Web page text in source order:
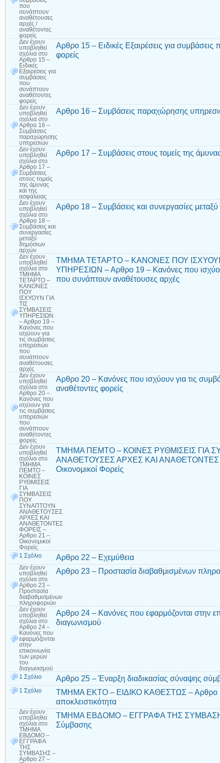
που
συνάπτουν
αναθέτουσες
αρχές /
αναθέτοντες
φορείς
Δεν έχουν
υποβληθεί
σχόλια στο
Αρθρο 15 –
Ειδικές
Εξαιρέσεις για
συμβάσεις
που
συνάπτουν
αναθέτοντες
φορείς
Αρθρο 15 – Ειδικές Εξαιρέσεις για
φορείς
Δεν έχουν
υποβληθεί
σχόλια στο
Αρθρο 16 –
Συμβάσεις
παραχώρησης
υπηρεσιών
Αρθρο 16 – Συμβάσεις παραχώρησης
Δεν έχουν
υποβληθεί
σχόλια στο
Αρθρο 17 –
Συμβάσεις
στους τομείς
της άμυνας
και της
ασφάλειας
Αρθρο 17 – Συμβάσεις στους τομείς της
Δεν έχουν
υποβληθεί
σχόλια στο
Αρθρο 18 –
Συμβάσεις και
συνεργασίες
μεταξύ
δημόσιων
αρχών
Αρθρο 18 – Συμβάσεις και συνεργασίες
Δεν έχουν
υποβληθεί
σχόλια στο
ΤΜΗΜΑ
ΤΕΤΑΡΤΟ –
ΚΑΝΟΝΕΣ
ΠΟΥ
ΙΣΧΥΟΥΝ ΓΙΑ
ΤΙΣ
ΣΥΜΒΑΣΕΙΣ
ΥΠΗΡΕΣΙΩΝ
– Αρθρο 19 –
Κανόνες που
ισχύουν για
τις συμβάσεις
υπηρεσιών
που
συνάπτουν
αναθέτουσες
αρχές
ΤΜΗΜΑ ΤΕΤΑΡΤΟ – ΚΑΝΟΝΕΣ ΠΟΥ ΙΣΧΥΟΥΝ
ΥΠΗΡΕΣΙΩΝ – Αρθρο 19 – Κανόνες που
που συνάπτουν αναθέτουσες αρχές
Δεν έχουν
υποβληθεί
σχόλια στο
Αρθρο 20 –
Κανόνες που
ισχύουν για
τις συμβάσεις
υπηρεσιών
που
συνάπτουν
αναθέτοντες
φορείς
Αρθρο 20 – Κανόνες που ισχύουν για τις
αναθέτοντες φορείς
Δεν έχουν
υποβληθεί
σχόλια στο
ΤΜΗΜΑ
ΠΕΜΤΟ –
ΚΟΙΝΕΣ
ΡΥΘΜΙΣΕΙΣ
ΓΙΑ
ΣΥΜΒΑΣΕΙΣ
ΠΟΥ
ΣΥΝΑΠΤΟΥΝ
ΑΝΑΘΕΤΟΥΣΕΣ
ΑΡΧΕΣ ΚΑΙ
ΑΝΑΘΕΤΟΝΤΕΣ
ΦΟΡΕΙΣ –
Αρθρο 21 –
Οικονομικοί
Φορείς
ΤΜΗΜΑ ΠΕΜΤΟ – ΚΟΙΝΕΣ ΡΥΘΜΙΣΕΙΣ ΓΙΑ
ΑΝΑΘΕΤΟΥΣΕΣ ΑΡΧΕΣ ΚΑΙ ΑΝΑΘΕΤΟΝΤΕΣ
Οικονομικοί Φορείς
1 Σχόλιο Αρθρο 22 – Εχεμύθεια
Δεν έχουν
υποβληθεί
σχόλια στο
Αρθρο 23 –
Προστασία
διαβαθμισμένων
πληροφοριών
Αρθρο 23 – Προστασία διαβαθμισμένων
Δεν έχουν
υποβληθεί
σχόλια στο
Αρθρο 24 –
Κανόνες που
εφαρμόζονται
στην
επικοινωνία
των μερών
του
διαγωνισμού
Αρθρο 24 – Κανόνες που εφαρμόζονται στην
διαγωνισμού
1 Σχόλιο Αρθρο 25 – Έναρξη διαδικασίας σύναψης
1 Σχόλιο
ΤΜΗΜΑ ΕΚΤΟ – ΕΙΔΙΚΟ ΚΑΘΕΣΤΩΣ – Αρθρο 26
αποκλειστικότητα
Δεν έχουν
υποβληθεί
σχόλια στο
ΤΜΗΜΑ
ΕΒΔΟΜΟ –
ΕΓΓΡΑΦΑ
ΤΗΣ
ΣΥΜΒΑΣΗΣ –
Αρθρο 27 –
ΤΜΗΜΑ ΕΒΔΟΜΟ – ΕΓΓΡΑΦΑ ΤΗΣ ΣΥΜΒΑΣΗΣ
Σύμβασης